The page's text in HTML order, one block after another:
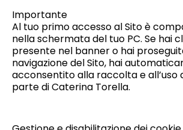
Importante
Al tuo primo accesso al Sito è
nella schermata del tuo PC. Se hai
presente nel banner o hai
navigazione del Sito, hai
acconsentito alla raccolta e all’uso
parte di Caterina Torella.